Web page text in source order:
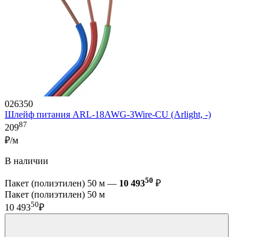
026350
Шлейф питания ARL-18AWG-3Wire-CU (Arlight, -)
20987
₽/м
В наличии
Пакет (полиэтилен) 50 м — 10 49350 ₽
Пакет (полиэтилен) 50 м
10 49350₽